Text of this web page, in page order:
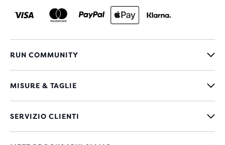
RUN COMMUNITY
MISURE & TAGLIE
SERVIZIO CLIENTI